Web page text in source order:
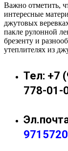
Важно отметить,
интересные
джутовых
пакле рулонной
брезенту и
утеплителях из
Тел: +7
778-01-